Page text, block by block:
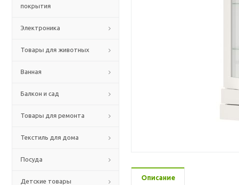
покрытия
Электроника
Товары для животных
Ванная
Балкон и сад
Товары для ремонта
Текстиль для дома
Посуда
Детские товары Описание